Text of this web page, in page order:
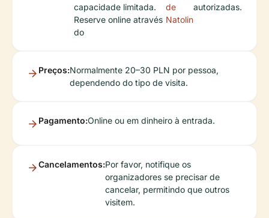
capacidade limitada.
Reserve online através
do
de
Natolin
autorizadas.
Preços:Normalmente 20–30 PLN por pessoa,
dependendo do tipo de visita.
Pagamento:Online ou em dinheiro à entrada.
Cancelamentos:Por favor, notifique os
organizadores se precisar de
cancelar, permitindo que outros
visitem.